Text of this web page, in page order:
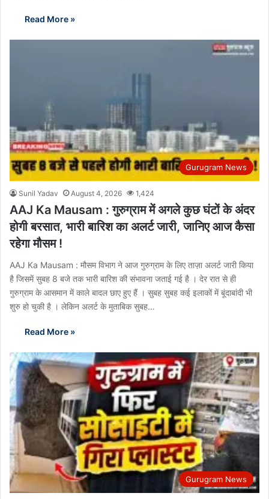
Read More »
Gurugram News
Sunil Yadav August 4, 2026 1,424
AAJ Ka Mausam : गुरुग्राम में अगले कुछ घंटों के अंदर
होगी बरसात, भारी बारिश का अलर्ट जारी, जानिए आज कैसा
रहेगा मौसम !
AAJ Ka Mausam : मौसम विभाग ने आज गुरुग्राम के लिए ताज़ा अलर्ट जारी किया
है जिसमें सुबह 8 बजे तक भारी बारिश की संभावना जताई गई है । देर रात से ही
गुरुग्राम के आसमान में काले बादल छाए हुए हैं । सुबह सुबह कई इलाकों में बूंदाबांदी भी
शुरु हो चुकी है । लेकिन अलर्ट के मुताबिक सुबह…
Read More »
Gurugram News